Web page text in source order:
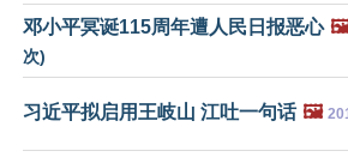
邓小平冥诞115周年遭人民日报恶心
次)
习近平拟启用王岐山 江吐一句话 🖼️